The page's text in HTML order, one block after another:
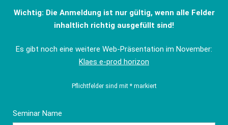
Wichtig: Die Anmeldung ist nur gültig, wenn alle Felder
inhaltlich richtig ausgefüllt sind!
Es gibt noch eine weitere Web-Präsentation im November:
Klaes e-prod horizon
Pflichtfelder sind mit * markiert
Seminar Name